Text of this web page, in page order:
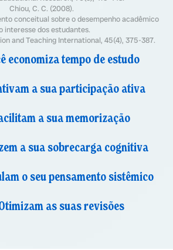
Chiou, C. C. (2008).
conceitual sobre o desempenho acadêmico
interesse dos estudantes.
and Teaching International, 45(4), 375-387.
economiza tempo de estudo
a sua participação ativa
a sua memorização
a sua sobrecarga cognitiva
o seu pensamento sistêmico
as suas revisões